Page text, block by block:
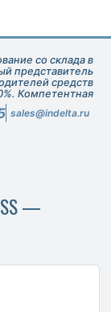
со склада в
представитель
средств
Компетентная
оборудования.
sales@indelta.ru
—